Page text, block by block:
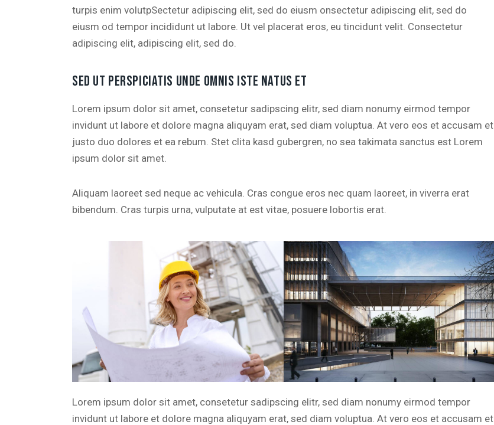
turpis enim volutpSectetur adipiscing elit, sed do eiusm onsectetur adipiscing elit, sed do
eiusm od tempor incididunt ut labore. Ut vel placerat eros, eu tincidunt velit. Consectetur
adipiscing elit, adipiscing elit, sed do.
SED UT PERSPICIATIS UNDE OMNIS ISTE NATUS ET
Lorem ipsum dolor sit amet, consetetur sadipscing elitr, sed diam nonumy eirmod tempor
invidunt ut labore et dolore magna aliquyam erat, sed diam voluptua. At vero eos et accusam et
justo duo dolores et ea rebum. Stet clita kasd gubergren, no sea takimata sanctus est Lorem
ipsum dolor sit amet.
Aliquam laoreet sed neque ac vehicula. Cras congue eros nec quam laoreet, in viverra erat
bibendum. Cras turpis urna, vulputate at est vitae, posuere lobortis erat.
Lorem ipsum dolor sit amet, consetetur sadipscing elitr, sed diam nonumy eirmod tempor
invidunt ut labore et dolore magna aliquyam erat, sed diam voluptua. At vero eos et accusam et